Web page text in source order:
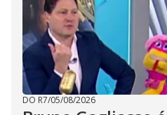
DO R7/05/08/2026